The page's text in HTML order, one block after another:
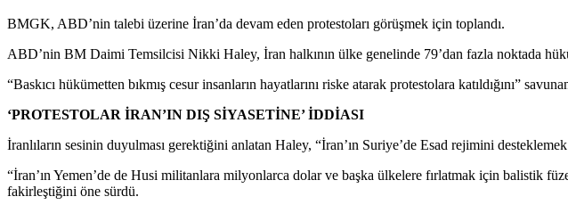
BMGK, ABD’nin talebi üzerine İran’da devam eden protestoları görüşmek için toplandı.
ABD’nin BM Daimi Temsilcisi Nikki Haley, İran halkının ülke genelinde 79’dan fazla noktada
“Baskıcı hükümetten bıkmış cesur insanların hayatlarını riske atarak protestolara katıldığını”
‘PROTESTOLAR İRAN’IN DIŞ SİYASETİNE’ İDDİASI
İranlıların sesinin duyulması gerektiğini anlatan Haley, “İran’ın Suriye’de Esad rejimini
“İran’ın Yemen’de de Husi militanlara milyonlarca dolar ve başka ülkelere fırlatmak için balistik
fakirleştiğini öne sürdü.